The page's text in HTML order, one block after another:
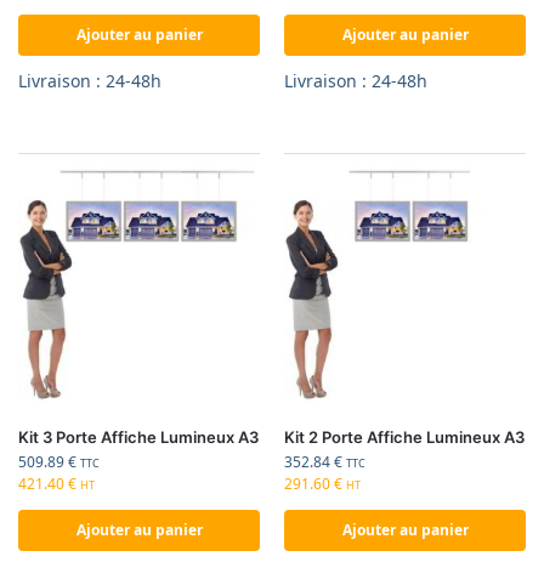
Ajouter au panier
Livraison : 24-48h
Ajouter au panier
Livraison : 24-48h
Kit 3 Porte Affiche Lumineux A3
509.89€ TTC
421.40€ HT
Ajouter au panier
Kit 2 Porte Affiche Lumineux A3
352.84€ TTC
291.60€ HT
Ajouter au panier